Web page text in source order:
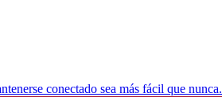
conectado sea más fácil que nunca.